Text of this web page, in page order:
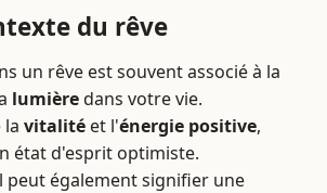
du rêve
un rêve est souvent associé à la
lumièredans votre vie.
la vitalité et l'énergie positive,
état d'esprit optimiste.
peut également signifier une